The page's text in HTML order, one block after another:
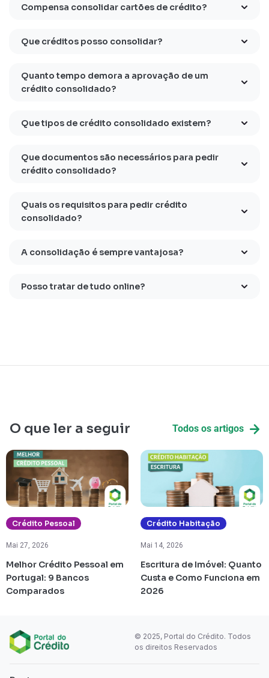
Compensa consolidar cartões de crédito?
Que créditos posso consolidar?
Quanto tempo demora a aprovação de um
crédito consolidado?
Que tipos de crédito consolidado existem?
Que documentos são necessários para pedir
crédito consolidado?
Quais os requisitos para pedir crédito
consolidado?
A consolidação é sempre vantajosa?
Posso tratar de tudo online?
O que ler a seguir Todos os artigos
Crédito Pessoal
Mai 27, 2026
Melhor Crédito Pessoal em
Portugal: 9 Bancos
Comparados
Crédito Habitação
Mai 14, 2026
Escritura de Imóvel: Quanto
Custa e Como Funciona em
2026
© 2025, Portal do Crédito. Todos
os direitos Reservados